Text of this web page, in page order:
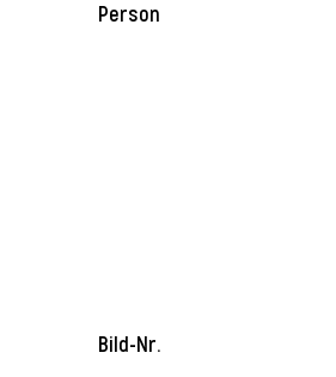
Person
Bild-Nr.